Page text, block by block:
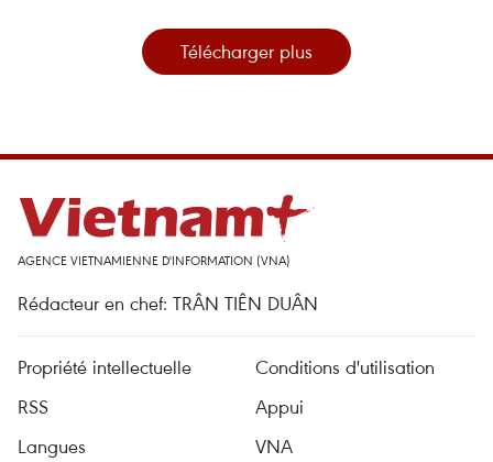
Télécharger plus
AGENCE VIETNAMIENNE D'INFORMATION (VNA)
Rédacteur en chef: TRÂN TIÊN DUÂN
Propriété intellectuelle
Conditions d'utilisation
RSS
Appui
Langues
VNA